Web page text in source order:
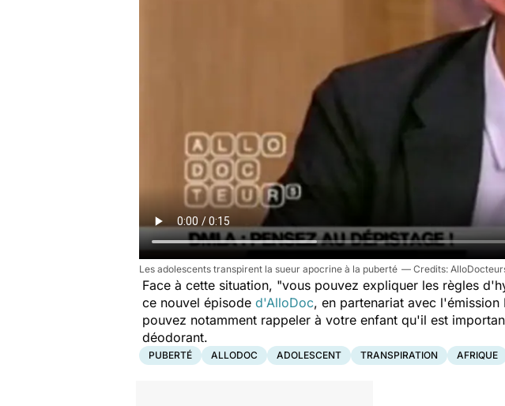
Les adolescents transpirent la sueur apocrine à la puberté
Face à cette situation, "vous pouvez expliquer les règles
ce nouvel épisode d'AlloDoc, en partenariat avec l'émission
pouvez notamment rappeler à votre enfant qu'il est
déodorant.
PUBERTÉ ALLODOC ADOLESCENT TRANSPIRATION AFRIQUE